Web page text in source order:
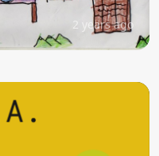
2 years ago